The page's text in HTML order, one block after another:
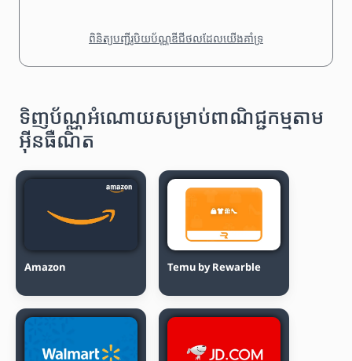
ពិនិត្យបញ្ជីរូបិយប័ណ្ណឌីជីថលដែលយើងគាំទ្រ
ទិញប័ណ្ណអំណោយសម្រាប់ពាណិជ្ជកម្មតាម
អ៊ីនធឺណិត
Amazon Temu by Rewarble